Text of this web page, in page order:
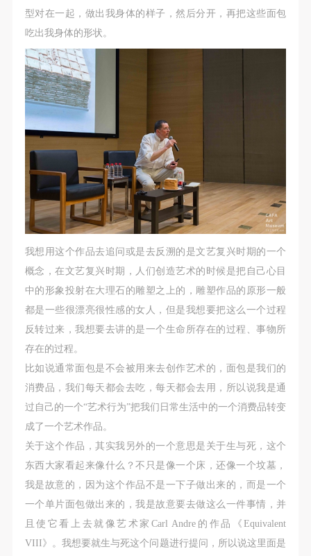
型对在一起，做出我身体的样子，然后分开，再把这些面包
吃出我身体的形状。
我想用这个作品去追问或是去反溯的是文艺复兴时期的一个
概念，在文艺复兴时期，人们创造艺术的时候是把自己心目
中的形象投射在大理石的雕塑之上的，雕塑作品的原形一般
都是一些很漂亮很性感的女人，但是我想要把这么一个过程
反转过来，我想要去讲的是一个生命所存在的过程、事物所
存在的过程。
比如说通常面包是不会被用来去创作艺术的，面包是我们的
消费品，我们每天都会去吃，每天都会去用，所以说我是通
过自己的一个“艺术行为”把我们日常生活中的一个消费品转变
成了一个艺术作品。
关于这个作品，其实我另外的一个意思是关于生与死，这个
东西大家看起来像什么？不只是像一个床，还像一个坟墓，
我是故意的，因为这个作品不是一下子做出来的，而是一个
一个单片面包做出来的，我是故意要去做这么一件事情，并
且使它看上去就像艺术家Carl Andre的作品《Equivalent
VIII》。 我想要就生与死这个问题进行提问，所以说这里面是